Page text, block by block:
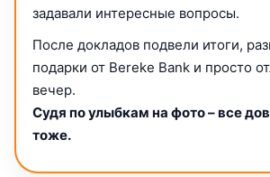
задавали интересные вопросы.
После докладов подвели итоги,
подарки от Bereke Bank и просто
вечер.
Судя по улыбкам на фото – все
тоже.